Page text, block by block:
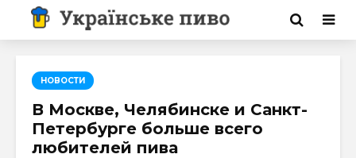
НОВОСТИ
В Москве, Челябинске и Санкт-
Петербурге больше всего
любителей пива